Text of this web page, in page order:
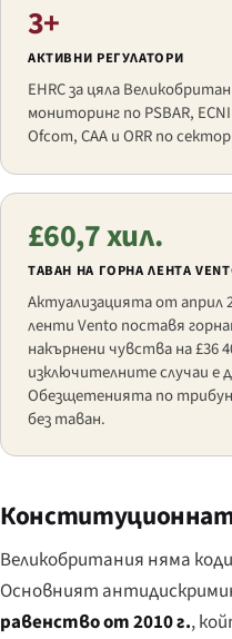
3+
АКТИВНИ РЕГУЛАТОРИ
EHRC за цяла
мониторинг по PSBAR,
Ofcom, CAA и ORR по
£60,7 хил.
ТАВАН НА ГОРНА ЛЕНТА
Актуализацията от април
ленти Vento поставя
накърнени чувства на £36
изключителните случаи е
Обезщетенията по
без таван.
Великобритания няма
Основният
равенство от 2010 г.,